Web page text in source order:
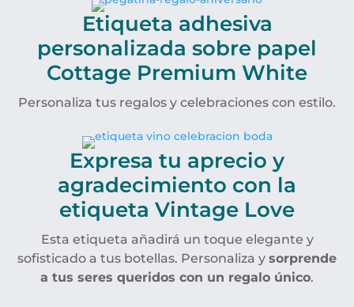
Etiqueta adhesiva
personalizada sobre papel
Cottage Premium White
Personaliza tus regalos y celebraciones con estilo.
Expresa tu aprecio y
agradecimiento con la
etiqueta Vintage Love
Esta etiqueta añadirá un toque elegante y
sofisticado a tus botellas. Personaliza y sorprende
a tus seres queridos con un regalo único.